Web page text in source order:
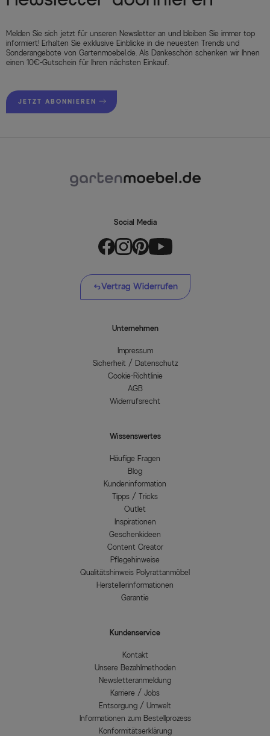
Melden Sie sich jetzt für unseren Newsletter an und bleiben Sie immer top
informiert! Erhalten Sie exklusive Einblicke in die neuesten Trends und
Sonderangebote von Gartenmoebel.de. Als Dankeschön schenken wir Ihnen
einen 10€-Gutschein für Ihren nächsten Einkauf.
JETZT ABONNIEREN
Social Media
Vertrag Widerrufen
Unternehmen
Impressum
Sicherheit / Datenschutz
Cookie-Richtlinie
AGB
Widerrufsrecht
Wissenswertes
Häufige Fragen
Blog
Kundeninformation
Tipps / Tricks
Outlet
Inspirationen
Geschenkideen
Content Creator
Pflegehinweise
Qualitätshinweis Polyrattanmöbel
Herstellerinformationen
Garantie
Kundenservice
Kontakt
Unsere Bezahlmethoden
Newsletteranmeldung
Karriere / Jobs
Entsorgung / Umwelt
Informationen zum Bestellprozess
Konformitätserklärung